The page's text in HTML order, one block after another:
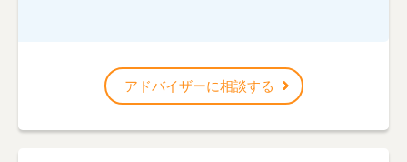
アドバイザーに相談する